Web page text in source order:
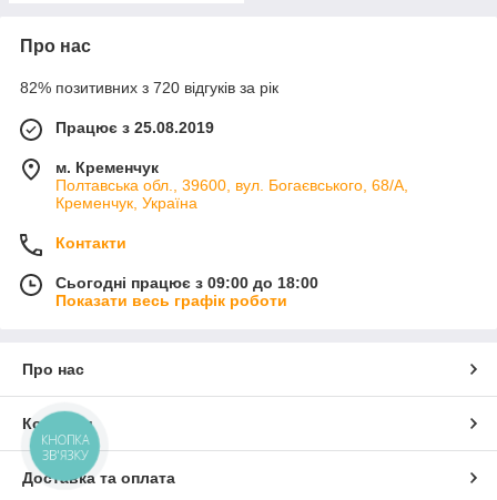
Про нас
82% позитивних з 720 відгуків за рік
Працює з 25.08.2019
м. Кременчук
Полтавська обл., 39600, вул. Богаєвського, 68/А,
Кременчук, Україна
Контакти
Сьогодні працює з 09:00 до 18:00
Показати весь графік роботи
Про нас
Контакти
Доставка та оплата
КНОПКА
ЗВ'ЯЗКУ